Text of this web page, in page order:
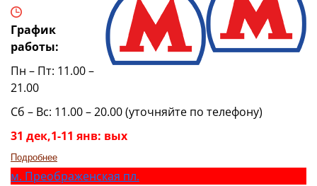
График
работы:
Пн – Пт: 11.00 –
21.00
Сб – Вс: 11.00 – 20.00 (уточняйте по телефону)
31 дек,1-11 янв: вых
Подробнее
м. Преображенская пл.